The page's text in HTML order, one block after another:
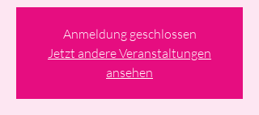
Anmeldung geschlossen
Jetzt andere Veranstaltungen
ansehen